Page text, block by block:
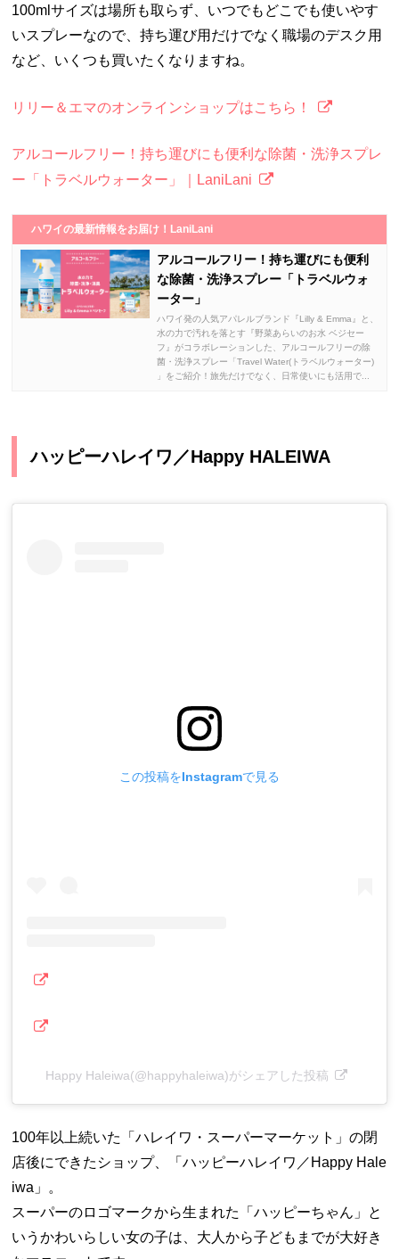
100mlサイズは場所も取らず、いつでもどこでも使いやす
いスプレーなので、持ち運び用だけでなく職場のデスク用
など、いくつも買いたくなりますね。
リリー＆エマのオンラインショップはこちら！
アルコールフリー！持ち運びにも便利な除菌・洗浄スプレ
ー「トラベルウォーター」｜LaniLani
ハワイの最新情報をお届け！LaniLani
アルコールフリー！持ち運びにも便利
な除菌・洗浄スプレー「トラベルウォ
ーター」
ハワイ発の人気アパレルブランド『Lilly & Emma』と、
水の力で汚れを落とす『野菜あらいのお水 ベジセー
フ』がコラボレーションした、アルコールフリーの除
菌・洗浄スプレー「Travel Water(トラベルウォーター)
」をご紹介！旅先だけでなく、日常使いにも活用で...
ハッピーハレイワ／Happy HALEIWA
この投稿をInstagramで見る
Happy Haleiwa(@happyhaleiwa)がシェアした投稿
100年以上続いた「ハレイワ・スーパーマーケット」の閉
店後にできたショップ、「ハッピーハレイワ／Happy Hale
iwa」。
スーパーのロゴマークから生まれた「ハッピーちゃん」と
いうかわいらしい女の子は、大人から子どもまでが大好き